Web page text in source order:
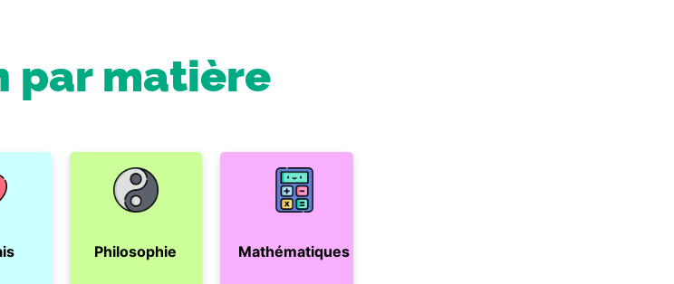
par matière
Philosophie Mathématiques